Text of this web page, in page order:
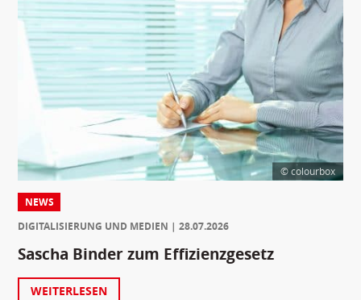
© colourbox
NEWS
DIGITALISIERUNG UND MEDIEN
28.07.2026
Sascha Binder zum Effizienzgesetz
WEITERLESEN